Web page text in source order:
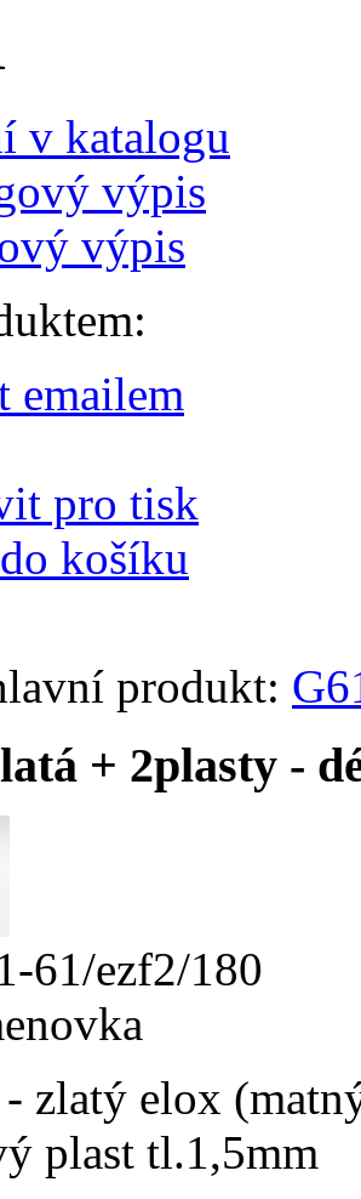
v katalogu
výpis
výpis
emailem
pro tisk
košíku
produkt:
+ 2plasty -
61/ezf2/180
zlatý elox
plast tl.1,5mm